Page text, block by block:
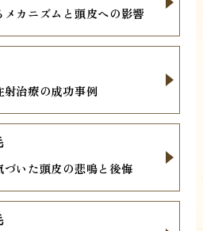
カニズムと頭皮への影響
治療の成功事例
いた頭皮の悲鳴と後悔